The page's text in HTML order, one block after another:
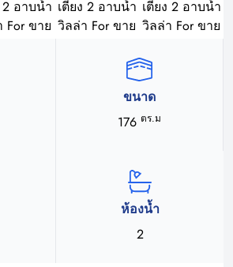
ขนาด
176 ตร.ม
ห้องน้ำ
2